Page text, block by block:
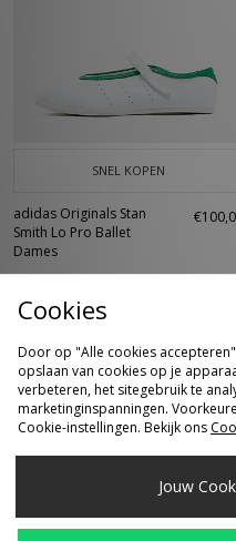
SNEL KOPEN
adidas Originals Stan
Smith Lo Pro Ballet
Dames
SNEL KOPEN
Cookies
Door op "Alle cookies
opslaan van cookies op je
verbeteren, het sitegebruik te
marketinginspanningen.
Cookie-instellingen. Bekijk ons
Jouw